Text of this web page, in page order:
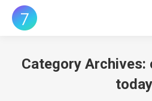
Category Archives:
today